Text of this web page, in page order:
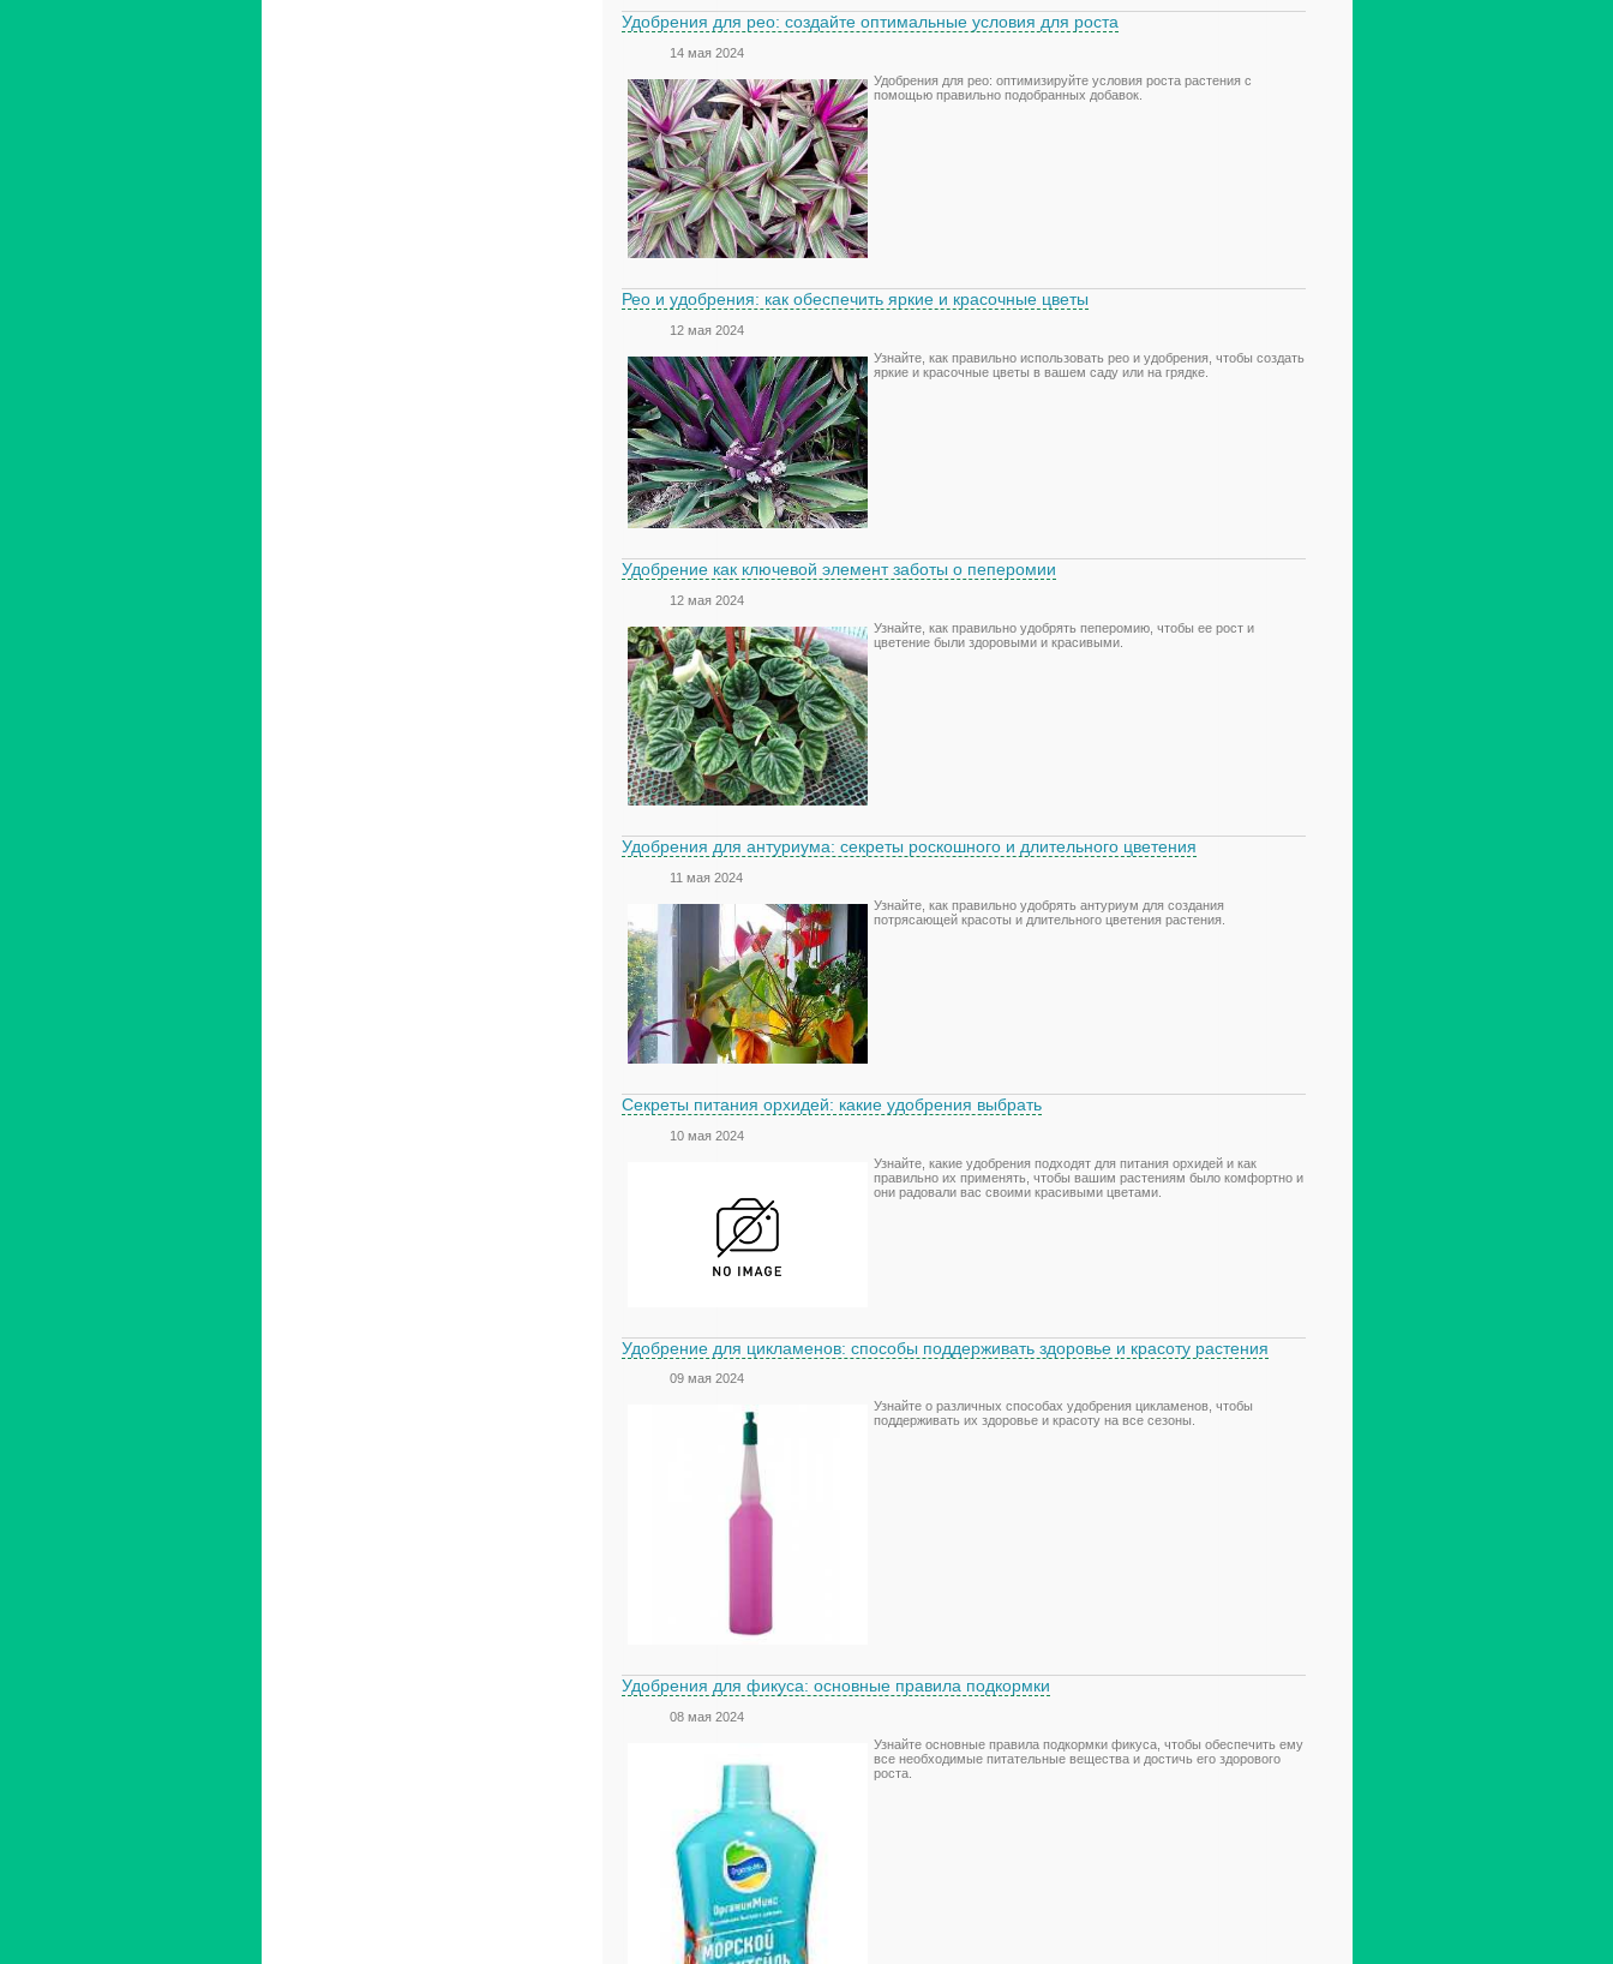
Удобрения для рео: создайте оптимальные условия для роста
14 мая 2024
Удобрения для рео: оптимизируйте условия роста растения с
помощью правильно подобранных добавок.
Рео и удобрения: как обеспечить яркие и красочные цветы
12 мая 2024
Узнайте, как правильно использовать рео и удобрения, чтобы создать
яркие и красочные цветы в вашем саду или на грядке.
Удобрение как ключевой элемент заботы о пеперомии
12 мая 2024
Узнайте, как правильно удобрять пеперомию, чтобы ее рост и
цветение были здоровыми и красивыми.
Удобрения для антуриума: секреты роскошного и длительного цветения
11 мая 2024
Узнайте, как правильно удобрять антуриум для создания
потрясающей красоты и длительного цветения растения.
Секреты питания орхидей: какие удобрения выбрать
10 мая 2024
Узнайте, какие удобрения подходят для питания орхидей и как
правильно их применять, чтобы вашим растениям было комфортно и
они радовали вас своими красивыми цветами.
Удобрение для цикламенов: способы поддерживать здоровье и красоту растения
09 мая 2024
Узнайте о различных способах удобрения цикламенов, чтобы
поддерживать их здоровье и красоту на все сезоны.
Удобрения для фикуса: основные правила подкормки
08 мая 2024
Узнайте основные правила подкормки фикуса, чтобы обеспечить ему
все необходимые питательные вещества и достичь его здорового
роста.